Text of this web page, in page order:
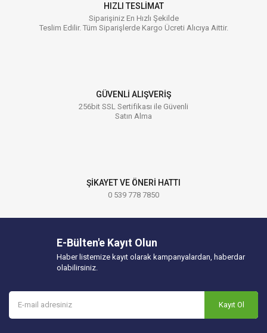
HIZLI TESLİMAT
Siparişiniz En Hızlı Şekilde
Teslim Edilir. Tüm Siparişlerde Kargo Ücreti Alıcıya Aittir.
GÜVENLİ ALIŞVERİŞ
256bit SSL Sertifikası ile Güvenli
Satın Alma
ŞİKAYET VE ÖNERİ HATTI
0 539 778 7850
E-Bülten'e Kayıt Olun
Haber listemize kayıt olarak kampanyalardan, haberdar
olabilirsiniz.
Kayıt Ol